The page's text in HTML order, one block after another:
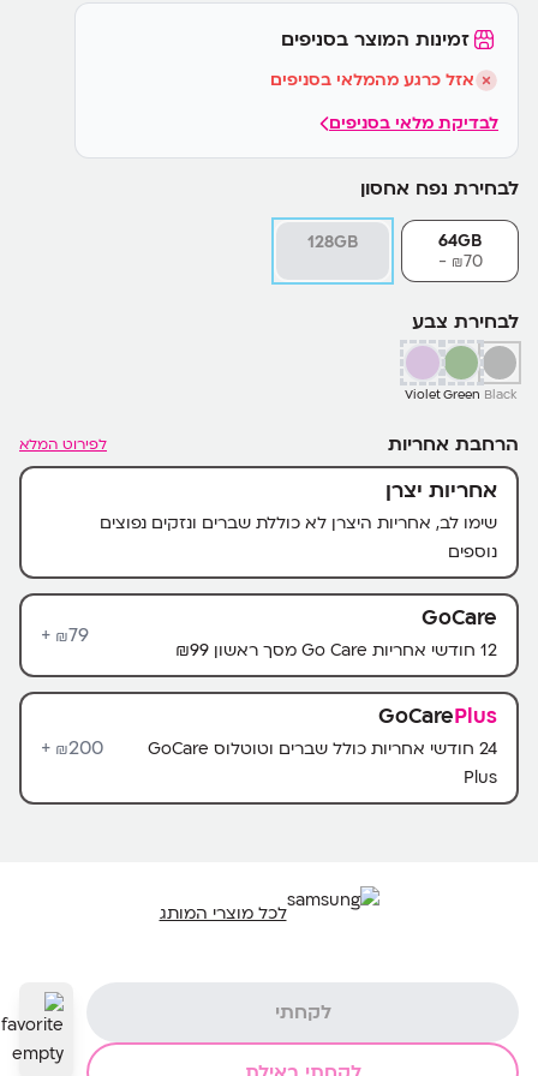
זמינות המוצר בסניפים
אזל כרגע מהמלאי בסניפים
לבדיקת מלאי בסניפים
לבחירת נפח אחסון
64GB
₪70-
128GB
לבחירת צבע
Black
Green
Violet
הרחבת אחריות לפירוט המלא
אחריות יצרן
שימו לב, אחריות היצרן לא כוללת שברים ונזקים נפוצים
נוספים
GoCare
12 חודשי אחריות Go Care מסך ראשון ₪99
₪79+
GoCarePlus
24 חודשי אחריות כולל שברים וטוטלוס GoCare
Plus
₪200+
לכל מוצרי המותג
לקחתי